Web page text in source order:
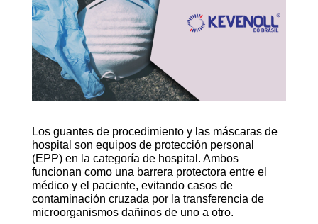
Los guantes de procedimiento y las máscaras de
hospital son equipos de protección personal
(EPP) en la categoría de hospital. Ambos
funcionan como una barrera protectora entre el
médico y el paciente, evitando casos de
contaminación cruzada por la transferencia de
microorganismos dañinos de uno a otro.